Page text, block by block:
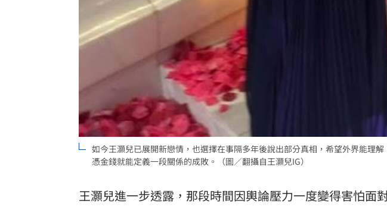
如今王灝兒已展開新戀情，也選擇在事隔多年後說出部分真相，希望外界能理
憑金錢就能定義一段關係的成敗。（圖／翻攝自王灝兒IG）
王灝兒進一步透露，那段時間因輿論壓力一度變得害怕面